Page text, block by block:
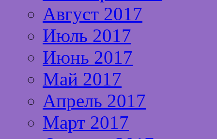
Август 2017
Июль 2017
Июнь 2017
Май 2017
Апрель 2017
Март 2017